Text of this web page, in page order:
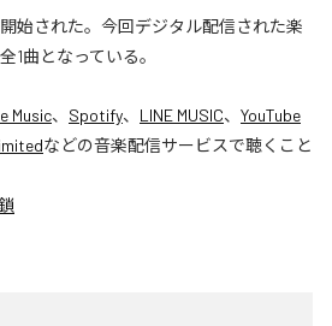
開始された。今回デジタル配信された楽
1曲となっている。
Music、 Spotify、 LINE MUSIC、 YouTube
などの音楽配信サービスで聴くこと